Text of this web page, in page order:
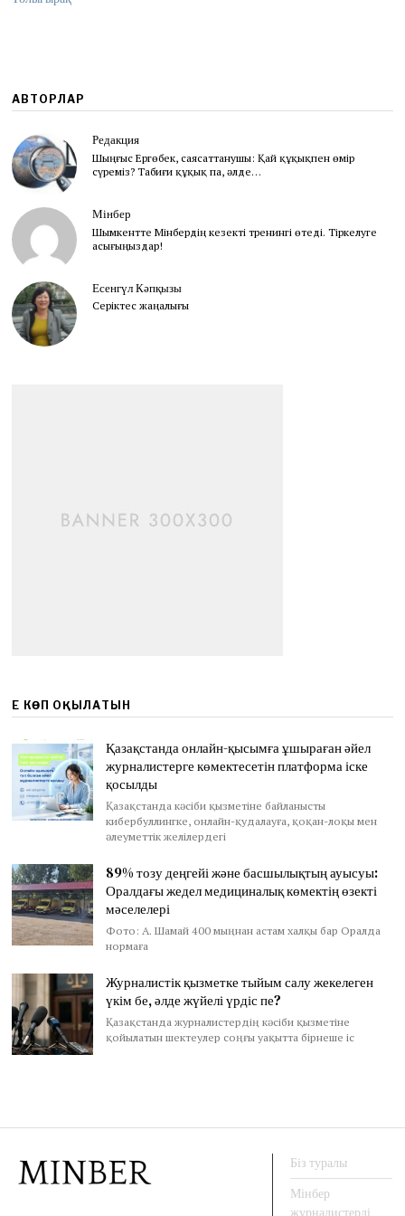
АВТОРЛАР
Редакция
Шыңғыс Ергөбек, cаясаттанушы: Қай құқықпен өмір
сүреміз? Табиғи құқық па, әлде…
Мінбер
Шымкентте Мінбердің кезекті тренингі өтеді. Тіркелуге
асығыңыздар!
Есенгүл Кәпқызы
Серіктес жаңалығы
ЕҢ КӨП ОҚЫЛАТЫН
Қазақстанда онлайн-қысымға ұшыраған әйел
журналистерге көмектесетін платформа іске
қосылды
Қазақстанда кәсіби қызметіне байланысты
кибербуллингке, онлайн-қудалауға, қоқан-лоқы мен
әлеуметтік желілердегі
89% тозу деңгейі және басшылықтың ауысуы:
Оралдағы жедел медициналық көмектің өзекті
мәселелері
Фото: А. Шамай 400 мыңнан астам халқы бар Оралда
нормаға
Журналистік қызметке тыйым салу жекелеген
үкім бе, әлде жүйелі үрдіс пе?
Қазақстанда журналистердің кәсіби қызметіне
қойылатын шектеулер соңғы уақытта бірнеше іс
Біз туралы
Мінбер
журналистерді